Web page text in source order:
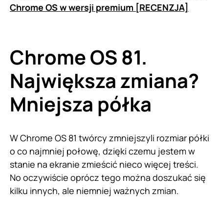
Chrome OS w wersji premium [RECENZJA]
Chrome OS 81.
Największa zmiana?
Mniejsza półka
W Chrome OS 81 twórcy zmniejszyli rozmiar półki
o co najmniej połowę, dzięki czemu jestem w
stanie na ekranie zmieścić nieco więcej treści.
No oczywiście oprócz tego można doszukać się
kilku innych, ale niemniej ważnych zmian.